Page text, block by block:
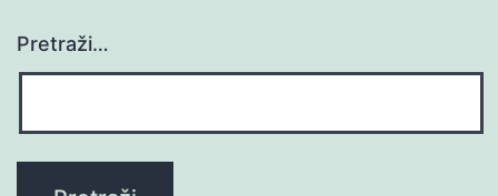
Pretraži…